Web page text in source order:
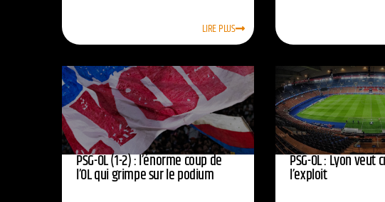
LIRE PLUS
PSG-OL (1-2) : l’énorme coup de
l’OL qui grimpe sur le podium
PSG-OL : Lyon veut
l’exploit